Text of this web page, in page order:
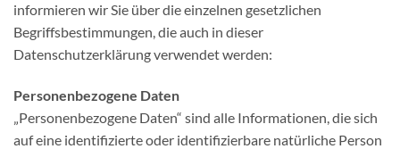
informieren wir Sie über die einzelnen gesetzlichen
Begriffsbestimmungen, die auch in dieser
Datenschutzerklärung verwendet werden:
Personenbezogene Daten
„Personenbezogene Daten“ sind alle Informationen, die sich
auf eine identifizierte oder identifizierbare natürliche Person